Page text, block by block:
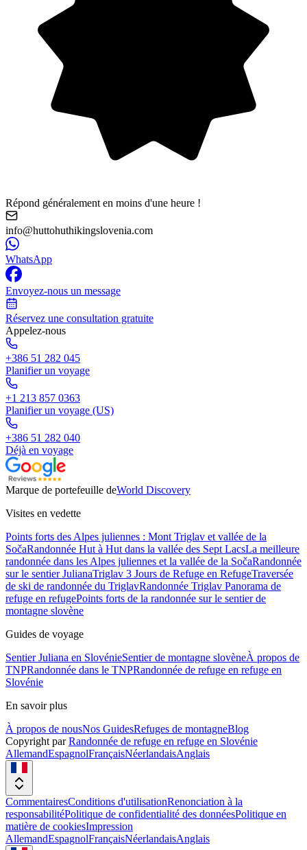
Répond généralement en moins d'une heure !
info@huttohuthikingslovenia.com
WhatsApp
Envoyez-nous un message
Réservez une consultation gratuite
Appelez-nous
+386 51 282 045
Planifier un voyage
+1 213 857 0363
Planifier un voyage (US)
+386 51 282 040
Déjà en voyage
Marque de portefeuille deWorld Discovery
Visites en vedette
Points forts des Alpes juliennes : Mont Triglav et vallée de la
SočaRandonnée Hut à Hut dans la vallée des Sept LacsLa meilleure
randonnée dans les Alpes juliennes et la vallée de la SočaRandonnée
sur le sentier JulianaTriglav 3 Jours de Refuge en RefugeTraversée
de ski de randonnée du TriglavRandonnée Triglav Panorama de
refuge en refugePoints forts de la randonnée sur le sentier de
montagne slovène
Guides de voyage
Sentier Juliana en SlovénieSentier de montagne slovèneÀ propos de
TNPRandonnée dans le TNPRandonnée de refuge en refuge en
Slovénie
En savoir plus
À propos de nousNos GuidesRefuges de montagneBlog
Copyright par Randonnée de refuge en refuge en Slovénie
AllemandEspagnolFrançaisNéerlandaisAnglais
CommentairesConditions d'utilisationRenonciation à la
responsabilitéPolitique de confidentialité des donnéesPolitique en
matière de cookiesImpression
AllemandEspagnolFrançaisNéerlandaisAnglais